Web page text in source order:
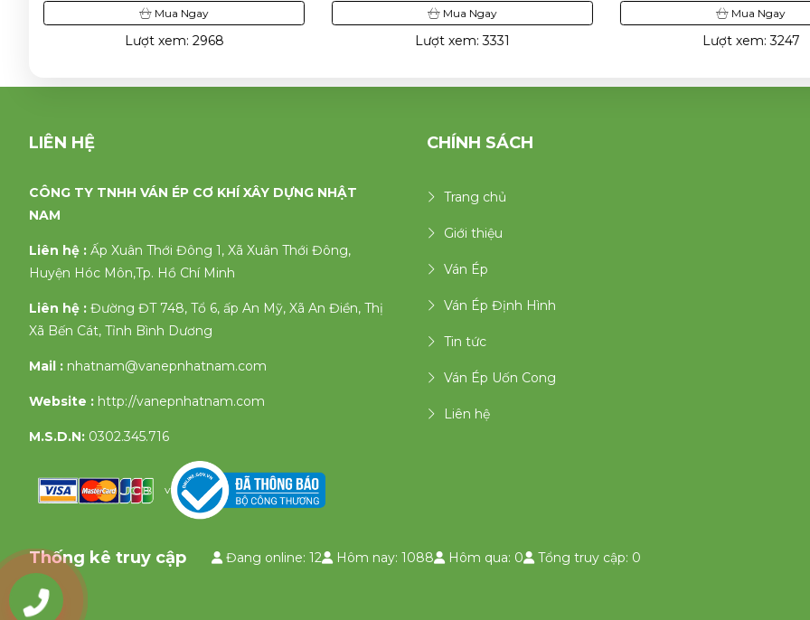
Mua Ngay
Lượt xem: 2968
Mua Ngay
Lượt xem: 3331
Mua Ngay
Lượt xem: 3247
LIÊN HỆ
CÔNG TY TNHH VÁN ÉP CƠ KHÍ XÂY DỰNG NHẬT
NAM
Liên hệ : Ấp Xuân Thới Đông 1, Xã Xuân Thới Đông,
Huyện Hóc Môn,Tp. Hồ Chí Minh
Liên hệ : Đường ĐT 748, Tổ 6, ấp An Mỹ, Xã An Điền, Thị
Xã Bến Cát, Tỉnh Bình Dương
Mail : nhatnam@vanepnhatnam.com
Website : http://vanepnhatnam.com
M.S.D.N: 0302.345.716
v
CHÍNH SÁCH
Trang chủ
Giới thiệu
Ván Ép
Ván Ép Định Hình
Tin tức
Ván Ép Uốn Cong
Liên hệ
Thống kê truy cập Đang online: 12 Hôm nay: 1088 Hôm qua: 0 Tổng truy cập: 0
0903335658